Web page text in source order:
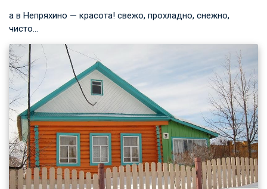
а в Непряхино — красота! свежо, прохладно, снежно,
чисто…